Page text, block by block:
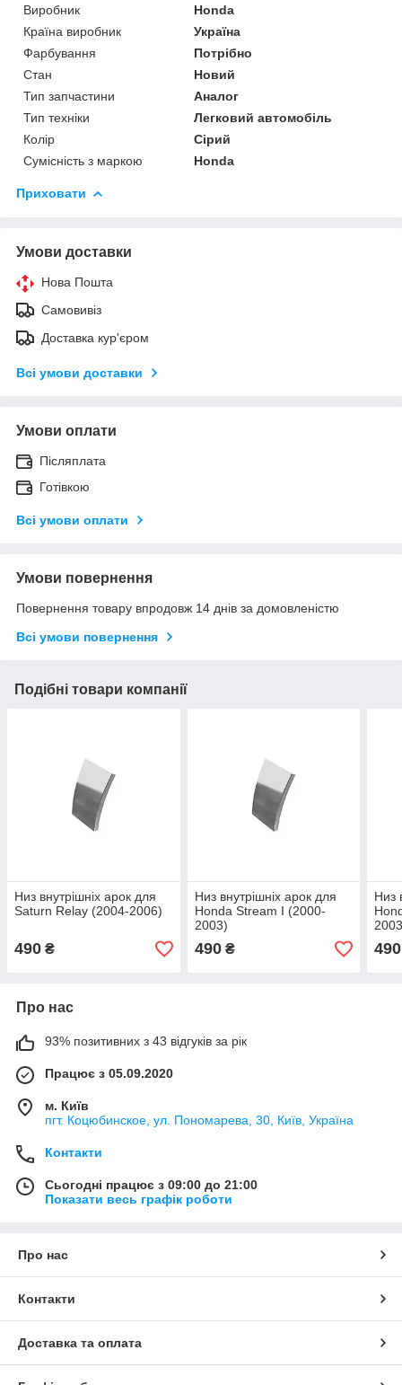
Виробник
Honda
Країна виробник
Україна
Фарбування
Потрібно
Стан
Новий
Тип запчастини
Аналог
Тип техніки
Легковий автомобіль
Колір
Сірий
Сумісність з маркою
Honda
Приховати
Умови доставки
Нова Пошта
Самовивіз
Доставка кур'єром
Всі умови доставки
Умови оплати
Післяплата
Готівкою
Всі умови оплати
Умови повернення
Повернення товару впродовж 14 днів за домовленістю
Всі умови повернення
Подібні товари компанії
Низ внутрішніх арок для
Saturn Relay (2004-2006)
490 ₴
Низ внутрішніх арок для
Honda Stream I (2000-
2003)
490₴
Низ
490
Про нас
93% позитивних з 43 відгуків за рік
Працює з 05.09.2020
м. Київ
пгт. Коцюбинское, ул. Пономарева, 30, Київ, Україна
Контакти
Сьогодні працює з 09:00 до 21:00
Показати весь графік роботи
Про нас
Контакти
Доставка та оплата